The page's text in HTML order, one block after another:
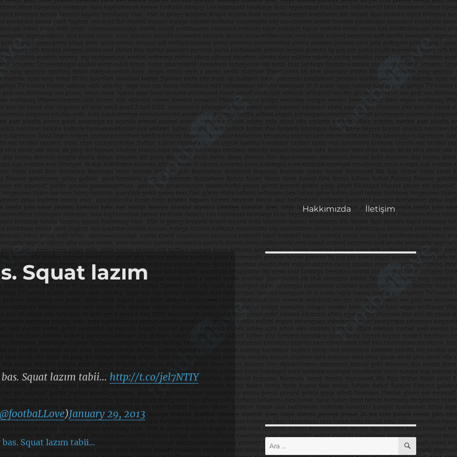
Hakkımızda İletişim
Squat lazım
Squat lazım tabii… http://t.co/jel7NTIY
)January 29, 2013
Ara: ARA